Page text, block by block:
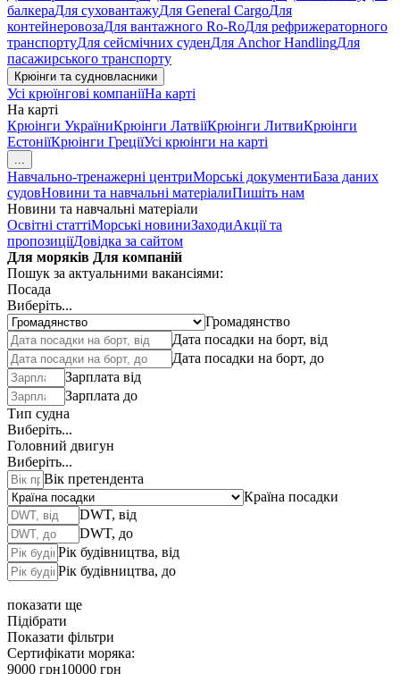
балкераДля суховантажуДля General CargoДля
контейнеровозаДля вантажного Ro-RoДля рефрижераторного
транспортуДля сейсмічних суденДля Anchor HandlingДля
пасажирського транспорту
Крюінги та судновласники
Усі крюїнгові компаніїНа карті
На карті
Крюінги УкраїниКрюінги ЛатвіїКрюінги ЛитвиКрюінги
ЕстоніїКрюінги ГреціїУсі крюінги на карті
...
Навчально-тренажерні центриМорські документиБаза даних
судовНовини та навчальні матеріалиПишіть нам
Новини та навчальні матеріали
Освітні статтіМорські новиниЗаходиАкції та
пропозиціїДовідка за сайтом
Для моряків Для компаній
Пошук за актуальними вакансіями:
Посада
Виберіть...
Громадянство
Дата посадки на борт, від
Дата посадки на борт, до
Зарплата від
Зарплата до
Тип судна
Виберіть...
Головний двигун
Виберіть...
Вік претендента
Країна посадки
DWT, від
DWT, до
Рік будівництва, від
Рік будівництва, до
показати ще
Підібрати
Показати фільтри
Сертифікати моряка:
9000 грн10000 грн